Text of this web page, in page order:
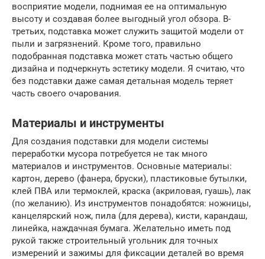
восприятие модели, поднимая ее на оптимальную
высоту и создавая более выгодный угол обзора. В-
третьих, подставка может служить защитой модели от
пыли и загрязнений. Кроме того, правильно
подобранная подставка может стать частью общего
дизайна и подчеркнуть эстетику модели. Я считаю, что
без подставки даже самая детальная модель теряет
часть своего очарования.
Материалы и инструменты
Для создания подставки для модели системы
переработки мусора потребуется не так много
материалов и инструментов. Основные материалы:
картон, дерево (фанера, бруски), пластиковые бутылки,
клей ПВА или термоклей, краска (акриловая, гуашь), лак
(по желанию). Из инструментов понадобятся: ножницы,
канцелярский нож, пила (для дерева), кисти, карандаш,
линейка, наждачная бумага. Желательно иметь под
рукой также строительный угольник для точных
измерений и зажимы для фиксации деталей во время